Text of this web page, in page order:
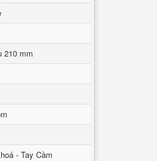
210 mm
- Tay Cầm